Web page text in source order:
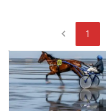
chevron_left 1